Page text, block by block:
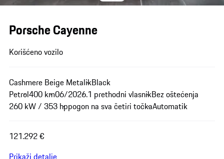
Porsche Cayenne
Korišćeno vozilo
Cashmere Beige MetalikBlack
Petrol400 km06/2026.1 prethodni vlasnikBez oštećenja
260 kW / 353 hppogon na sva četiri točkaAutomatik
121.292 €